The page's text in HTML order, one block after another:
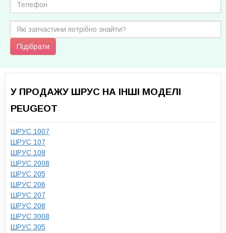
Підібрати
У ПРОДАЖУ ШРУС НА ІНШІ МОДЕЛІ
PEUGEOT
ШРУС 1007
ШРУС 107
ШРУС 108
ШРУС 2008
ШРУС 205
ШРУС 206
ШРУС 207
ШРУС 208
ШРУС 3008
ШРУС 305